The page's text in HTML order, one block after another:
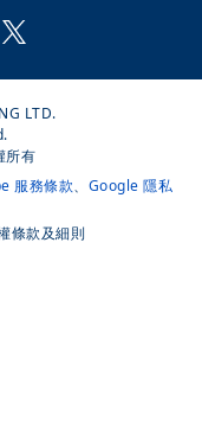
LTD.
所有
服務條款、 Google 隱私
條款及細則